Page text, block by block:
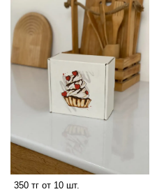
350 тг от 10 шт.